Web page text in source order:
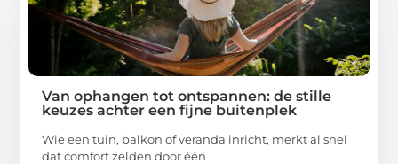
Van ophangen tot ontspannen: de stille
keuzes achter een fijne buitenplek
Wie een tuin, balkon of veranda inricht, merkt al snel
dat comfort zelden door één